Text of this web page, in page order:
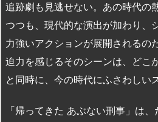
追跡劇も見逃せない。あの時代の
つつも、現代的な演出が加わり、
力強いアクションが展開されるの
迫力を感じるそのシーンは、どこ
と同時に、今の時代にふさわしい
「帰ってきた あぶない刑事」は